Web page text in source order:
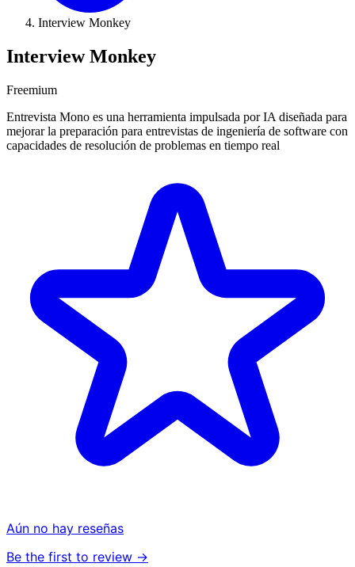
Interview Monkey
Interview Monkey
Freemium
Entrevista Mono es una herramienta impulsada por IA diseñada para
mejorar la preparación para entrevistas de ingeniería de software con
capacidades de resolución de problemas en tiempo real
Aún no hay reseñas
Be the first to review →